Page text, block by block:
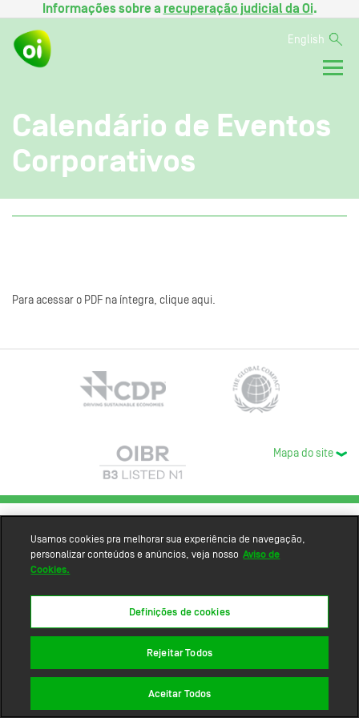
Informações sobre a recuperação judicial da Oi.
English
Calendário de Eventos
Corporativos
Para acessar o PDF na íntegra, clique aqui.
Mapa do site
Usamos cookies pra melhorar sua experiência de navegação,
personalizar conteúdos e anúncios, veja nosso Aviso de
Cookies.
Definições de cookies
Rejeitar Todos
Aceitar Todos